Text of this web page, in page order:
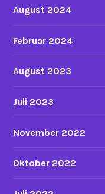
August 2024
Februar 2024
August 2023
Juli 2023
November 2022
Oktober 2022